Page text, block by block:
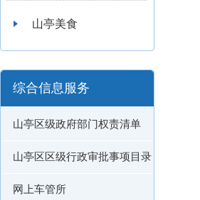
山亭美食
综合信息服务
山亭区级政府部门权责清单
山亭区区级行政审批事项目录
网上车管所